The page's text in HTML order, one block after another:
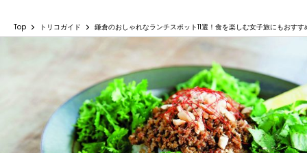
Top トリコガイド 鎌倉のおしゃれなランチスポット11選！食を楽しむ女子旅にもおすす